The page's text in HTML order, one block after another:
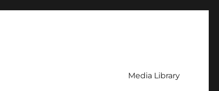
Media Library